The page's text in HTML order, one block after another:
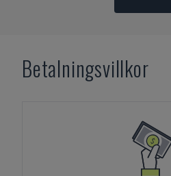
Betalningsvillkor